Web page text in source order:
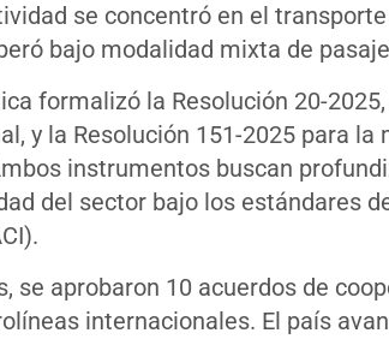
se concentró en el
bajo modalidad mixta de
formalizó la Resolución 20-
y la Resolución 151-2025 para
instrumentos buscan
del sector bajo los estándares
se aprobaron 10 acuerdos de
internacionales. El país